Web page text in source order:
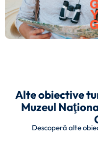
Alte obiective
Muzeul
Descoperă alte